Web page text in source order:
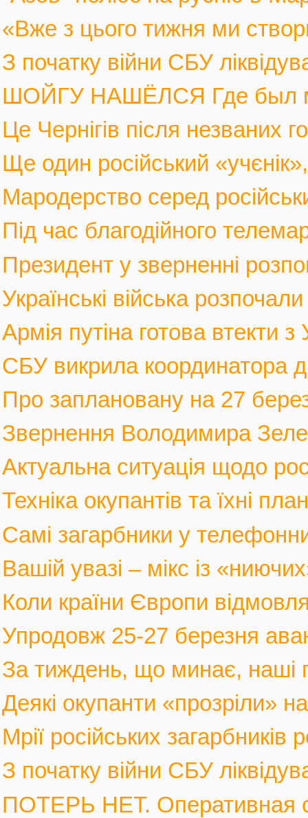
«Вже з цього тижня ми
З початку війни СБУ
ШОЙГУ НАШЁЛСЯ Где был
Це Чернігів після незваних
Ще один російський
Мародерство серед
Під час благодійного
Президент у зверненні
Українські війська
Армія путіна готова втекти
СБУ викрила координатора
Про заплановану на 27
Звернення Володимира
Актуальна ситуація щодо
Техніка окупантів та їхні
Самі загарбники у
Вашій увазі – мікс із
Коли країни Європи
Упродовж 25-27 березня
За тиждень, що минає, наші
Деякі окупанти «прозріли»
Мрії російських
З початку війни СБУ
ПОТЕРЬ НЕТ. Оперативная